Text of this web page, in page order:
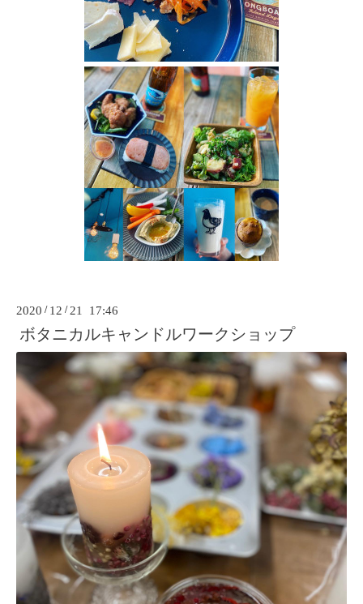
2020 / 12 / 21 17:46
ボタニカルキャンドルワークショップ